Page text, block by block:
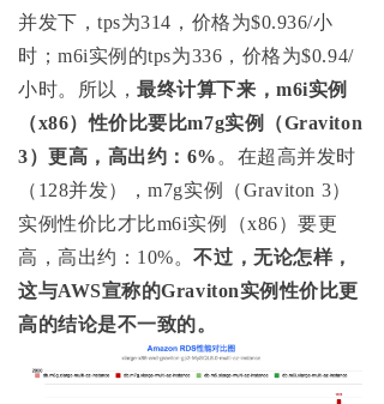
并发下，tps为314，价格为$0.936/小
时；m6i实例的tps为336，价格为$0.94/
小时。所以，最终计算下来，m6i实例
（x86）性价比要比m7g实例（Graviton
3）更高，高出约：6% 。在超高并发时
（128并发），m7g实例（Graviton 3）
实例性价比才比m6i实例（x86）要更
高，高出约：10%。不过，无论怎样，
这与AWS宣称的Graviton实例性价比更
高的结论是不一致的。